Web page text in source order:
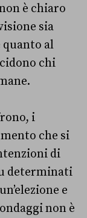
è chiaro
sia
quanto al
chi
i
che si
di
determinati
e
non è